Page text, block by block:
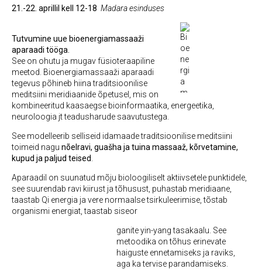
21.-22. aprillil kell 12-18 Madara esinduses
Tutvumine uue bioenergiamassaaži
aparaadi tööga.
See on ohutu ja mugav füsioteraapiline
meetod. Bioenergiamassaaži aparaadi
tegevus põhineb hiina traditsioonilise
meditsiini meridiaanide õpetusel, mis on
kombineeritud kaasaegse bioinformaatika, energeetika,
neuroloogia jt teadusharude saavutustega.
See modelleerib selliseid idamaade traditsioonilise meditsiini
toimeid nagu nõelravi, guašha ja tuina massaaž, kõrvetamine,
kupud ja paljud teised
Aparaadil on suunatud mõju bioloogiliselt aktiivsetele punktidele,
see suurendab ravi kiirust ja tõhusust, puhastab meridiaane,
taastab Qi energia ja vere normaalse tsirkuleerimise, tõstab
organismi energiat, taastab siseor
ganite yin-yang tasakaalu. See
metoodika on tõhus erinevate
haiguste ennetamiseks ja raviks,
aga ka tervise parandamiseks.